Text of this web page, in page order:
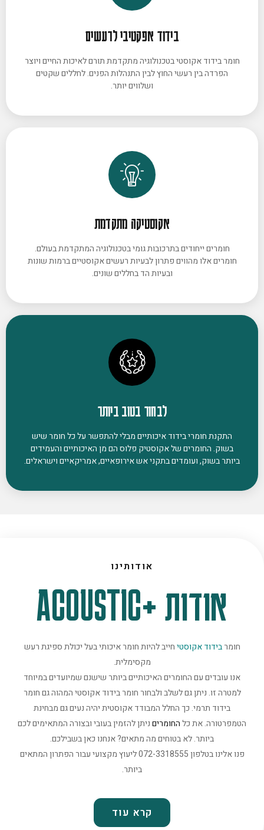
בידוד אפקטיבי לרעשים
חומר בידוד אקוסטי בטכנולוגיה מתקדמת תורם לאיכות החיים ויוצר
הפרדה בין רעשי החוץ לבין התנהלות הפנים. לחללים שקטים
ושלווים יותר.
אקוסטיקה מתקדמת
חומרים ייחודים בתרכובות גומי בטכנולוגיה המתקדמת בעולם.
חומרים אלו מהווים פתרון לבעיות רעשים אקוסטיים ברמות שונות
ובעיות הד בחללים שונים.
לבחור בטוב ביותר
התקנת חומרי בידוד איכותיים מבלי להתפשר על כל חומר שיש
בשוק. החומרים של אקוסטיק פלוס הם מן האיכותיים והעמידים
ביותר בשוק, ועומדים בתקני אש אירופאיים, אמריקאיים וישראלים.
אודותינו
אודות +ACOUSTIC
חומרבידוד אקוסטיחייב להיות חומר איכותי בעל יכולת ספיגת רעש
מקסימלית.
אנו עובדים עם החומרים האיכותיים ביותר שישנם שמיועדים במיוחד
למטרה זו. ניתן גם לשלב ולבחור חומר בידוד אקוסטי המהוה גם חומר
בידוד תרמי. כך החלל המבודד אקוסטית יהיה נעים גם מבחינת
הטמפרטורה. את כלהחומריםניתן להזמין בעובי ובצורה המתאימים לכם
ביותר. לא בטוחים מה מתאים? אנחנו כאן בשבילכם.
פנו אלינו בטלפון 072-3318555 ליעוץ מקצועי עבור הפתרון המתאים
ביותר.
קרא עוד